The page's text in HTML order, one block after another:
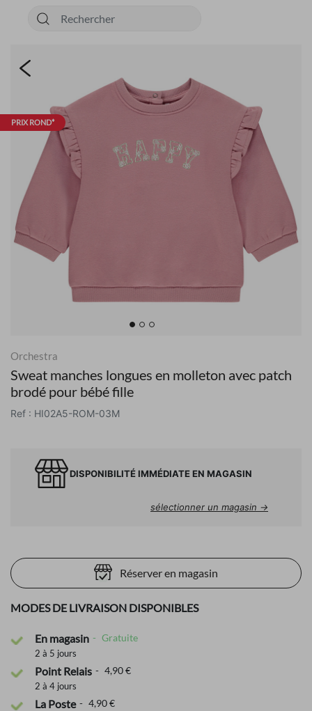
PRIX ROND*
Orchestra
Sweat manches longues en molleton avec patch
brodé pour bébé fille
Ref : HI02A5-ROM-03M
DISPONIBILITÉ IMMÉDIATE EN MAGASIN
sélectionner un magasin →
Réserver en magasin
MODES DE LIVRAISON DISPONIBLES
En magasin Gratuite
2 à 5 jours
Point Relais 4,90 €
2 à 4 jours
La Poste 4,90 €